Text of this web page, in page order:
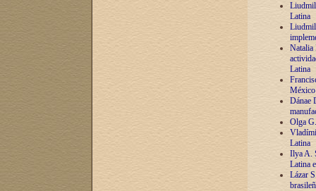
Latina
Natalia
Latina
México
Dánae
Olga
Latina
Ilya A.
Latina
Lázar